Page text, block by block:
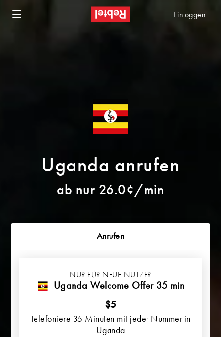
Einloggen
Uganda anrufen
ab nur 26.0¢/min
Anrufen
NUR FÜR NEUE NUTZER
Uganda Welcome Offer 35 min
$5
Telefoniere 35 Minuten mit jeder Nummer in
Uganda